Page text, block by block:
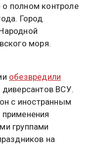
полном контроле
Город
моря.
обезвредили
ВСУ.
с иностранным
группами
на